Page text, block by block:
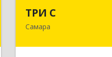
ТРИ С
Самара443011,